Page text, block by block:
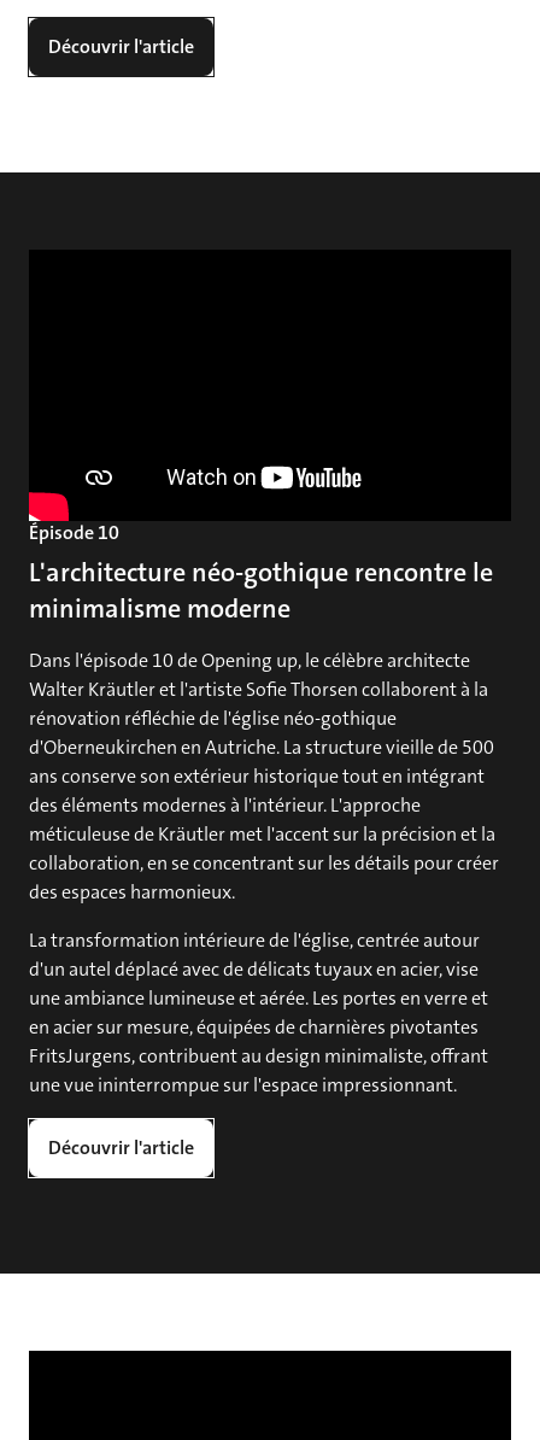
Découvrir l'article
Épisode 10
L'architecture néo-gothique rencontre le
minimalisme moderne
Dans l'épisode 10 de Opening up, le célèbre architecte
Walter Kräutler et l'artiste Sofie Thorsen collaborent à la
rénovation réfléchie de l'église néo-gothique
d'Oberneukirchen en Autriche. La structure vieille de 500
ans conserve son extérieur historique tout en intégrant
des éléments modernes à l'intérieur. L'approche
méticuleuse de Kräutler met l'accent sur la précision et la
collaboration, en se concentrant sur les détails pour créer
des espaces harmonieux.
La transformation intérieure de l'église, centrée autour
d'un autel déplacé avec de délicats tuyaux en acier, vise
une ambiance lumineuse et aérée. Les portes en verre et
en acier sur mesure, équipées de charnières pivotantes
FritsJurgens, contribuent au design minimaliste, offrant
une vue ininterrompue sur l'espace impressionnant.
Découvrir l'article